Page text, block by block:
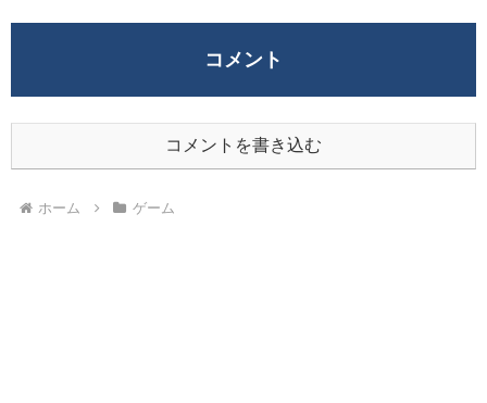
コメント
コメントを書き込む
ホーム ゲーム